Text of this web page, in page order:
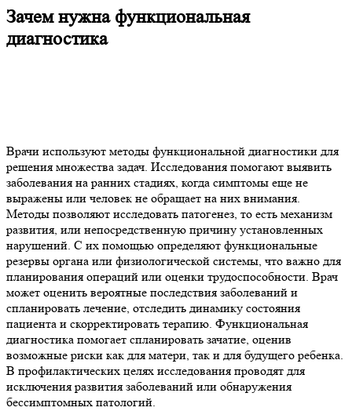
Зачем нужна функциональная
диагностика
Врачи используют методы функциональной диагностики для
решения множества задач. Исследования помогают выявить
заболевания на ранних стадиях, когда симптомы еще не
выражены или человек не обращает на них внимания.
Методы позволяют исследовать патогенез, то есть механизм
развития, или непосредственную причину установленных
нарушений. С их помощью определяют функциональные
резервы органа или физиологической системы, что важно для
планирования операций или оценки трудоспособности. Врач
может оценить вероятные последствия заболеваний и
спланировать лечение, отследить динамику состояния
пациента и скорректировать терапию. Функциональная
диагностика помогает спланировать зачатие, оценив
возможные риски как для матери, так и для будущего ребенка.
В профилактических целях исследования проводят для
исключения развития заболеваний или обнаружения
бессимптомных патологий.